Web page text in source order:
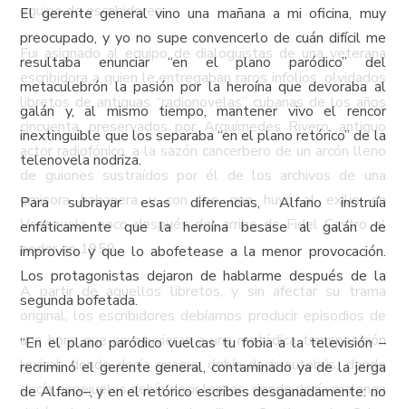
equipo de escribidores.
Fui asignado al equipo de dialoguistas de una veterana
escribidora a quien le entregaban raros infolios, olvidados
libretos de antiguas “radionovelas” cubanas de los años
cincuenta, preservados por Arquímedes Rivero, antiguo
actor radiofónico, a la sazón cancerbero de un arcón lleno
de guiones sustraídos por él de los archivos de una
emisora habanera y con los que huyó al exilio en
Venezuela, poco después del arribo de Fidel Castro al
poder en 1959.
A partir de aquellos libretos, y sin afectar su trama
original, los escribidores debíamos producir episodios de
una hora, que se atuvieran a una metódica transposición
lexical: donde decía guagua debía decir autobús, donde
decía espejuelos debía decir lentes, donde decía malanga
El gerente general vino una mañana a mi oficina, muy
preocupado, y yo no supe convencerlo de cuán difícil me
resultaba enunciar “en el plano paródico” del
metaculebrón la pasión por la heroína que devoraba al
galán y, al mismo tiempo, mantener vivo el rencor
inextinguible que los separaba “en el plano retórico” de la
telenovela nodriza.
Para subrayar esas diferencias, Alfano instruía
enfáticamente que la heroína besase al galán de
improviso y que lo abofetease a la menor provocación.
Los protagonistas dejaron de hablarme después de la
segunda bofetada.
“En el plano paródico vuelcas tu fobia a la televisión –
recriminó el gerente general, contaminado ya de la jerga
de Alfano–, y en el retórico escribes desganadamente: no